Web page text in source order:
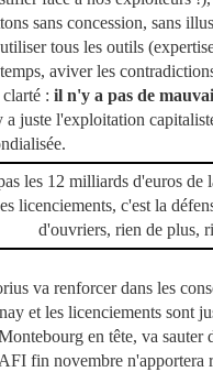
sans concession, sans
tous les outils
aviver les
: il n'y a pas de
a juste l'exploitation
les 12 milliards d'euros
licenciements, c'est la
d'ouvriers, rien de plus,
va renforcer dans les
et les licenciements sont
en tête, va sauter
fin novembre n'apportera